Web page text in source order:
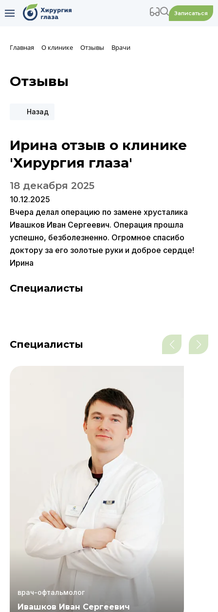
Записаться
Главная О клинике Отзывы Врачи
Отзывы
Назад
Ирина отзыв о клинике
'Хирургия глаза'
18 декабря 2025
10.12.2025
Вчера делал операцию по замене хрусталика
Ивашков Иван Сергеевич. Операция прошла
успешно, безболезненно. Огромное спасибо
доктору за его золотые руки и доброе сердце!
Ирина
Специалисты
Специалисты
врач-офтальмолог
Ивашков Иван Сергеевич